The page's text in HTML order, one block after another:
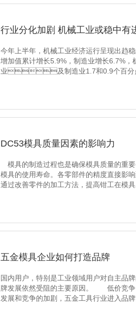
行业分化加剧 机械工业或稳中有
今年上半年，机械工业经济运行呈现出趋
增加值累计增长5.9%，制造业增长6.7%
业及制造业1.7和0.9个百分点
DC53模具质量因素的影响力
模具的制造过程也是确保模具质量的
模具的使用寿命。各零部件的精度直接
通过改善零件的加工方法，提高钳工在模
五金模具企业如何打造品牌
国内用户，特别是工业领域用户对自主品
牌发展依然受阻的主要原因。 低价竞争
发展和竞争的加剧，五金工具行业进入品